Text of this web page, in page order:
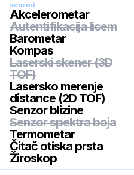
senzori
Akcelerometar
Autentifikacija licem
Barometar
Kompas
Laserski skener (3D
TOF)
Lasersko merenje
distance (2D TOF)
Senzor blizine
Senzor spektra boja
Termometar
Čitač otiska prsta
Žiroskop